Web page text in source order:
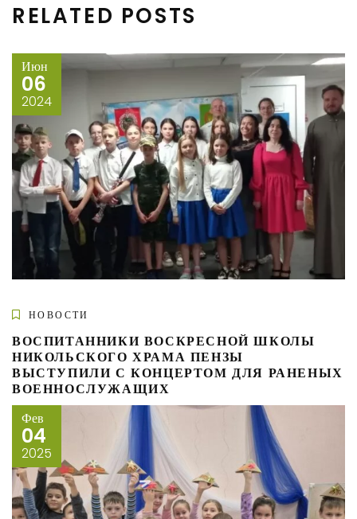
RELATED POSTS
Июн
06
2024
НОВОСТИ
ВОСПИТАННИКИ ВОСКРЕСНОЙ ШКОЛЫ
НИКОЛЬСКОГО ХРАМА ПЕНЗЫ
ВЫСТУПИЛИ С КОНЦЕРТОМ ДЛЯ РАНЕНЫХ
ВОЕННОСЛУЖАЩИХ
Фев
04
2025